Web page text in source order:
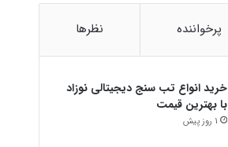
پرخواننده نظرها
خرید انواع تب سنج دیجیتالی نوزاد
با بهترین قیمت
1 روز پیش